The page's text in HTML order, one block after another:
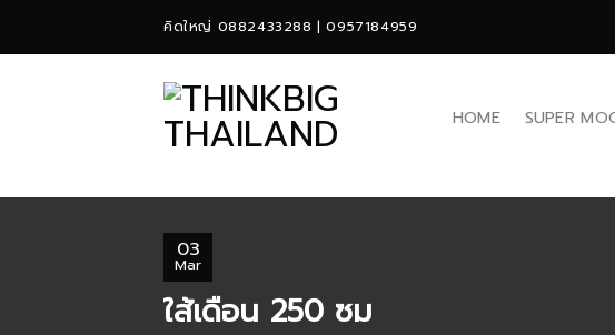
คิดใหญ่ 0882433288 | 0957184959
HOME SUPER
03
Mar
ใส้เดือน 250 ซม